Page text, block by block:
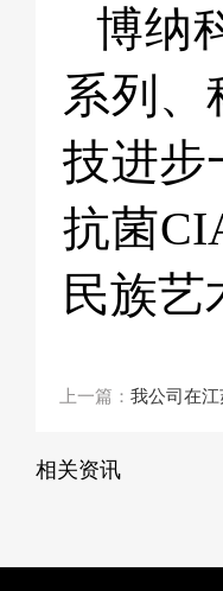
博纳
系列、
技进步
抗菌
民族
上一篇： 我公司在
相关资讯